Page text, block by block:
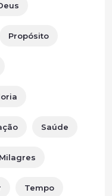
Propósito
Saúde
Tempo